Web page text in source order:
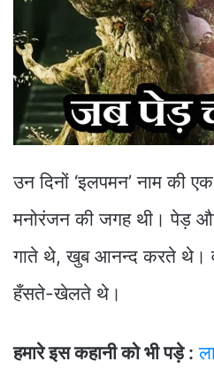
उन दिनों ‘इलपमन’ नाम की
मनोरंजन की जगह थी। पेड़
गाते थे, खुब आनन्द करते थे।
हँसते-खेलते थे।
हमारे इस कहानी को भी पड़े :